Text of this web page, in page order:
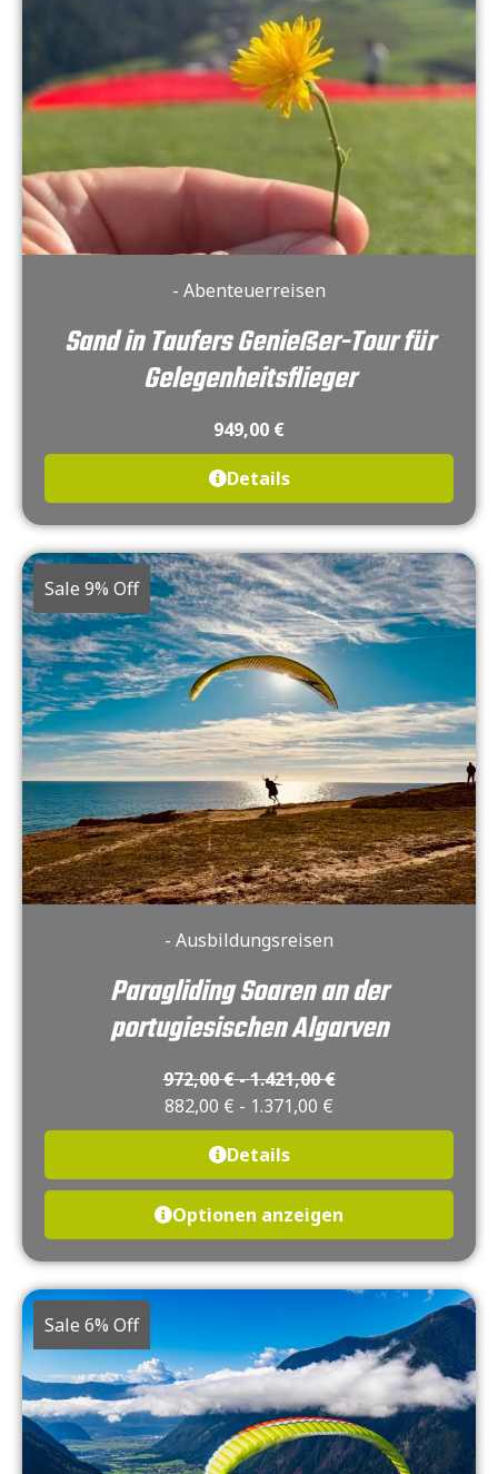
- Abenteuerreisen
Sand in Taufers Genießer-Tour für
Gelegenheitsflieger
949,00 €
Details
Sale 9% Off
- Ausbildungsreisen
Paragliding Soaren an der
portugiesischen Algarven
972,00€-1.421,00€
882,00 € - 1.371,00 €
Details
Optionen anzeigen
Sale 6% Off